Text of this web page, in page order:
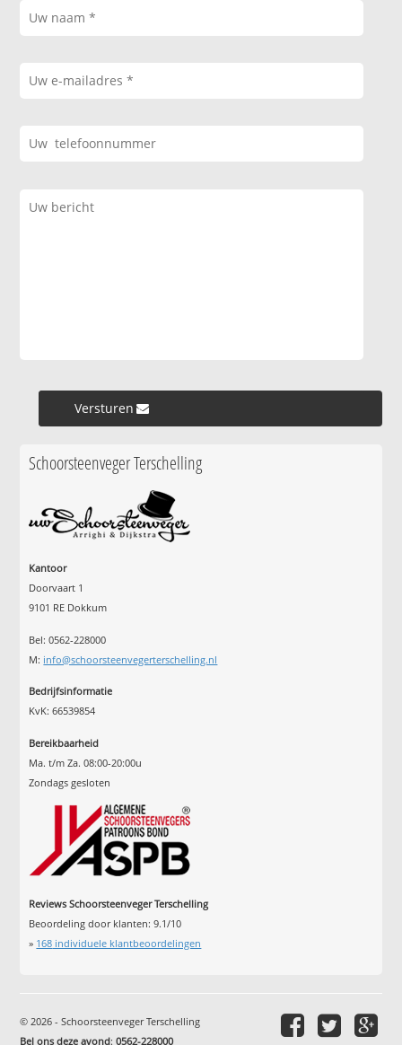
Versturen »
Schoorsteenveger Terschelling
Kantoor
Doorvaart 1
9101 RE Dokkum
Bel: 0562-228000
M: info@schoorsteenvegerterschelling.nl
Bedrijfsinformatie
KvK: 66539854
Bereikbaarheid
Ma. t/m Za. 08:00-20:00u
Zondags gesloten
Reviews Schoorsteenveger Terschelling
Beoordeling door klanten:9.1/10
» 168 individuele klantbeoordelingen
© 2026 - Schoorsteenveger Terschelling
Bel ons deze avond:0562-228000